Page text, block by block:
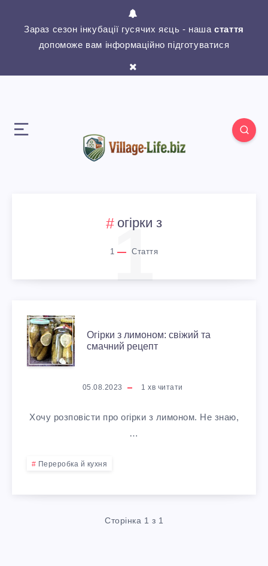
Зараз сезон інкубації гусячих яєць - нашастаття
допоможе вам інформаційно підготуватися
огірки з
1 Стаття
1
О
Г
Р
И
З
Огірки з лимоном: свіжий та
смачний рецепт
05.08.2023 1 хв читати
Хочу розповісти про огірки з лимоном. Не знаю,
…
Переробка й кухня
Сторінка 1 з 1